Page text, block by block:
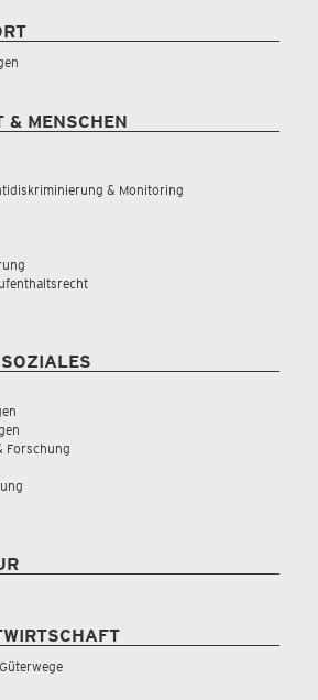
& MENSCHEN
& Monitoring
Forschung